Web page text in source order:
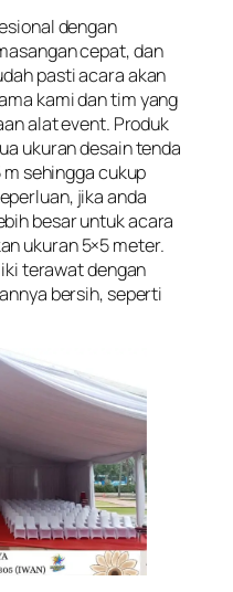
dengan
cepat, dan
pasti acara akan
kami dan tim yang
alat event. Produk
ukuran desain tenda
sehingga cukup
jika anda
besar untuk acara
ukuran 5×5 meter.
terawat dengan
bersih, seperti